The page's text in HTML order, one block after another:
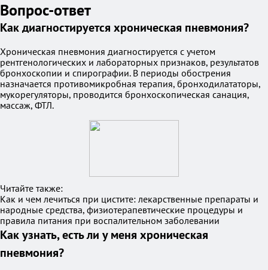
Вопрос-ответ
Как диагностируется хроническая пневмония?
Хроническая пневмония диагностируется с учетом
рентгенологических и лабораторных признаков, результатов
бронхоскопии и спирографии. В периоды обострения
назначается противомикробная терапия, бронходилататоры,
мукорегуляторы, проводится бронхоскопическая санация,
массаж, ФТЛ.
Читайте также:
Как и чем лечиться при цистите: лекарственные препараты и
народные средства, физиотерапевтические процедуры и
правила питания при воспалительном заболевании
Как узнать, есть ли у меня хроническая
пневмония?